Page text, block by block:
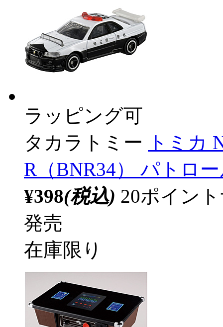
ラッピング可
タカラトミー
トミカ
R（BNR34） パトロ
¥398(税込) 20ポイン
発売
在庫限り